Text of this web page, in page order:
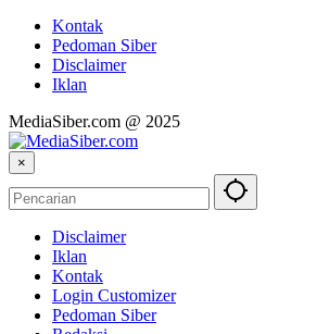
Kontak
Pedoman Siber
Disclaimer
Iklan
MediaSiber.com @ 2025
×
Disclaimer
Iklan
Kontak
Login Customizer
Pedoman Siber